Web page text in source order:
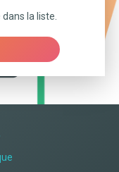
la liste.